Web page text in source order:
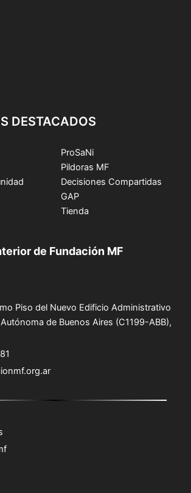
DESTACADOS
ProSaNi
Pildoras MF
Decisiones Compartidas
GAP
Tienda
de Fundación MF
Piso del Nuevo Edificio Administrativo
de Buenos Aires (C1199-ABB),